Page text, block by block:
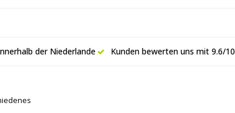
der Niederlande Kunden bewerten uns mit 9.6/10